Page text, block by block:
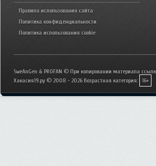
Правила использования сайта
Политика конфиденциальности
Политика использования cookie
SweAnGen & PROFAN © При копировании материала
Хакасия19.ру © 2008 - 2026 Возрастная категория: 16+